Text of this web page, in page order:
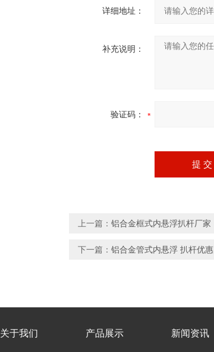
详细地址：
补充说明：
验证码：
上一篇： 铝合金框式内悬浮扒杆厂家
下一篇： 铝合金管式内悬浮 扒杆优惠
关于我们 产品展示 新闻资讯